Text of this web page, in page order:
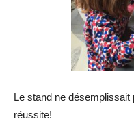
Le stand ne
réussite!